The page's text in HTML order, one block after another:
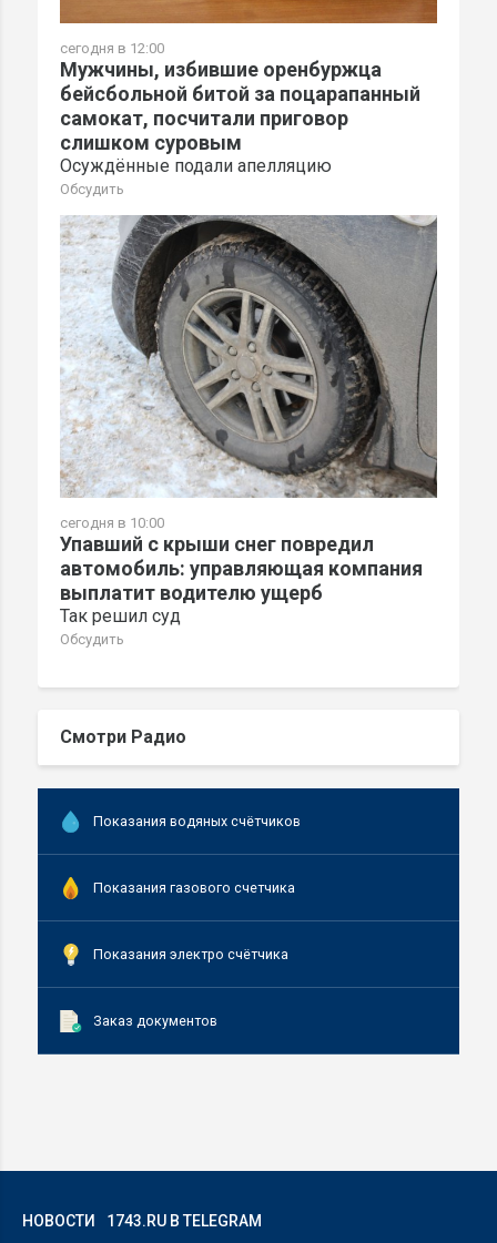
сегодня в 12:00
Мужчины, избившие оренбуржца
бейсбольной битой за поцарапанный
самокат, посчитали приговор
слишком суровым
Осуждённые подали апелляцию
Обсудить
сегодня в 10:00
Упавший с крыши снег повредил
автомобиль: управляющая компания
выплатит водителю ущерб
Так решил суд
Обсудить
Смотри Радио
Показания водяных счётчиков
Показания газового счетчика
Показания электро счётчика
Заказ документов
НОВОСТИ
1743.RU В TELEGRAM